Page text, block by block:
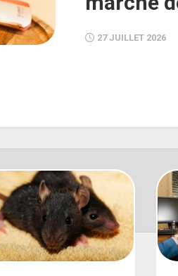
27 JUILLET 2026